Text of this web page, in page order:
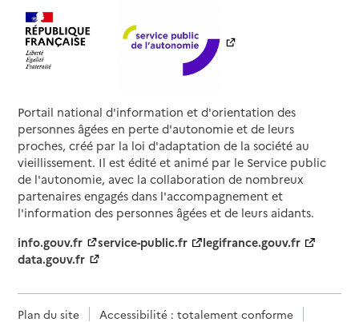
Portail national d'information et d'orientation des
personnes âgées en perte d'autonomie et de leurs
proches, créé par la loi d'adaptation de la société au
vieillissement. Il est édité et animé par le Service public
de l'autonomie, avec la collaboration de nombreux
partenaires engagés dans l'accompagnement et
l'information des personnes âgées et de leurs aidants.
info.gouv.fr
service-public.fr
legifrance.gouv.fr
data.gouv.fr
Plan du site
Accessibilité : totalement conforme